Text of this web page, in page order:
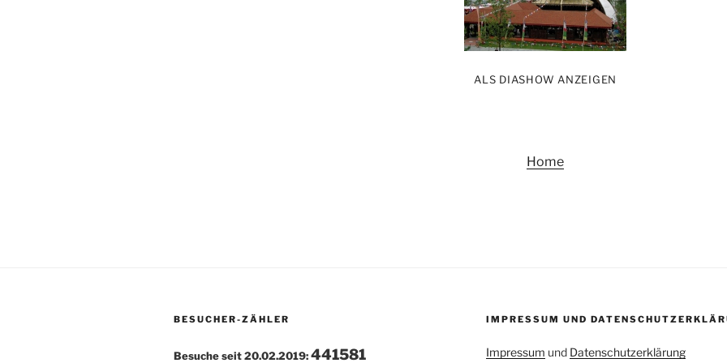
ALS DIASHOW ANZEIGEN
Home
BESUCHER-ZÄHLER
Besuche seit 20.02.2019:441581
IMPRESSUM UND
Impressum und Datenschutzerklärung